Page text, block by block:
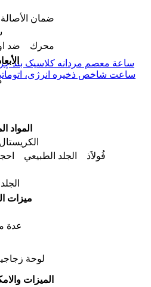
ضمان
محرك ضد او
المواد
فُولاَذ الجلد الطبيعي
ميزات
عدة
لوحة
الميزات